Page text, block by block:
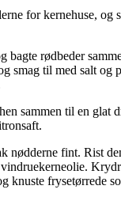
for kernehuse, og
bagte rødbeder
smag til med salt og
sammen til en glat
nødderne fint. Rist
knuste frysetørrede